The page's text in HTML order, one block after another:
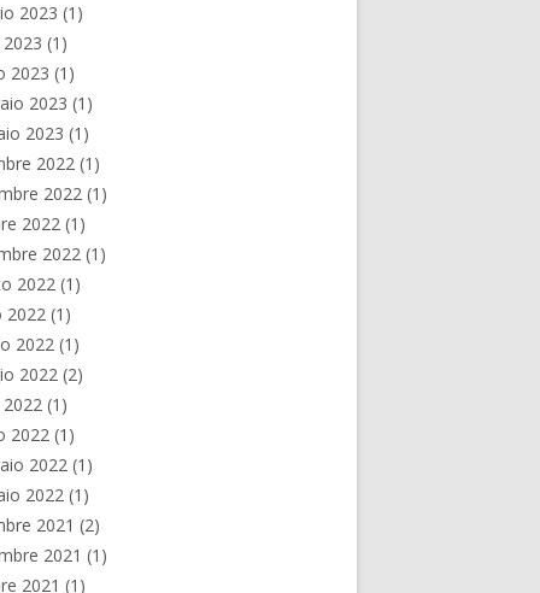
2023 (1)
(1)
2023 (1)
2023 (1)
2023 (1)
2022 (1)
2022 (1)
2022 (1)
2022 (1)
2022 (1)
2022 (1)
2022 (1)
2022 (2)
(1)
2022 (1)
2022 (1)
2022 (1)
2021 (2)
2021 (1)
2021 (1)